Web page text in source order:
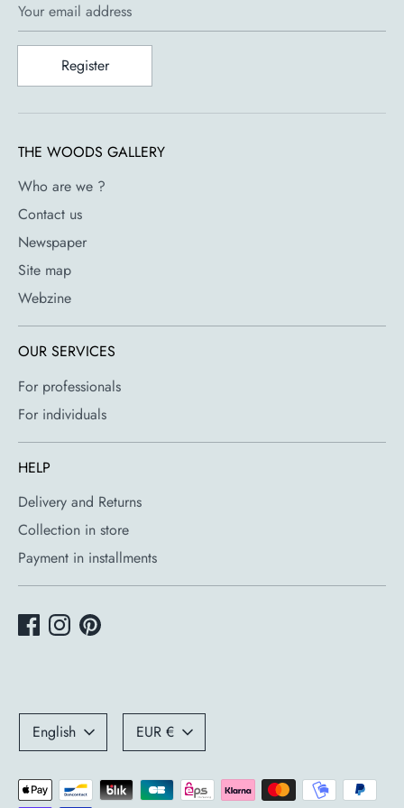
Your email address
Register
THE WOODS GALLERY
Who are we ?
Contact us
Newspaper
Site map
Webzine
OUR SERVICES
For professionals
For individuals
HELP
Delivery and Returns
Collection in store
Payment in installments
Language
English Currency
EUR €
Payment